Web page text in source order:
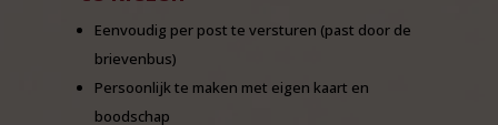
Eenvoudig per post te versturen (past door de
brievenbus)
Persoonlijk te maken met eigen kaart en
boodschap